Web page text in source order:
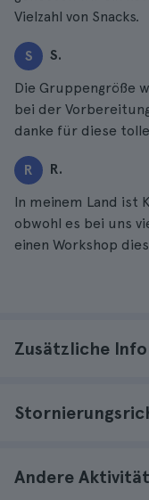
Vielzahl von Snacks.
S S.
Die Gruppengröße
bei der
danke für diese
R R.
In meinem Land ist
obwohl es bei uns
einen Workshop
Zusätzliche
Andere